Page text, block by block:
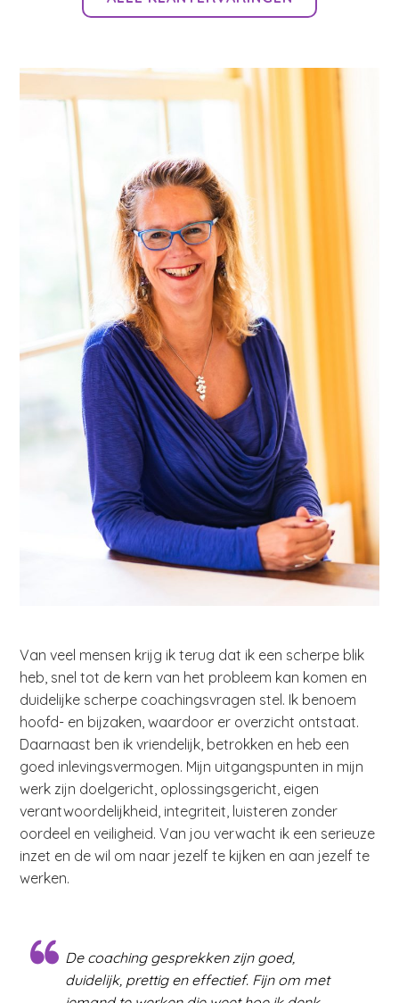
Van veel mensen krijg ik terug dat ik een scherpe blik
heb, snel tot de kern van het probleem kan komen en
duidelijke scherpe coachingsvragen stel. Ik benoem
hoofd- en bijzaken, waardoor er overzicht ontstaat.
Daarnaast ben ik vriendelijk, betrokken en heb een
goed inlevingsvermogen. Mijn uitgangspunten in mijn
werk zijn doelgericht, oplossingsgericht, eigen
verantwoordelijkheid, integriteit, luisteren zonder
oordeel en veiligheid. Van jou verwacht ik een serieuze
inzet en de wil om naar jezelf te kijken en aan jezelf te
werken.
De coaching gesprekken zijn goed,
duidelijk, prettig en effectief. Fijn om met